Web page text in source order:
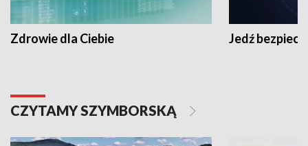
Zdrowie dla Ciebie Jedź
CZYTAMY SZYMBORSKĄ